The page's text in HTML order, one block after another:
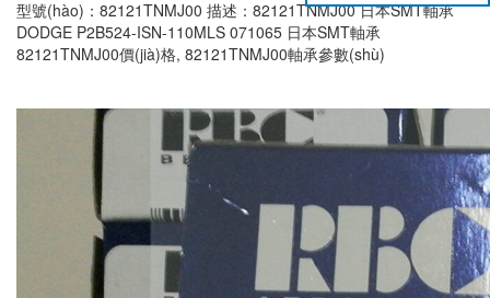
型號(hào)：82121TNMJ00 描述：82121TNMJ00 日本SMT軸承
DODGE P2B524-ISN-110MLS 071065 日本SMT軸承
82121TNMJ00價(jià)格, 82121TNMJ00軸承參數(shù)